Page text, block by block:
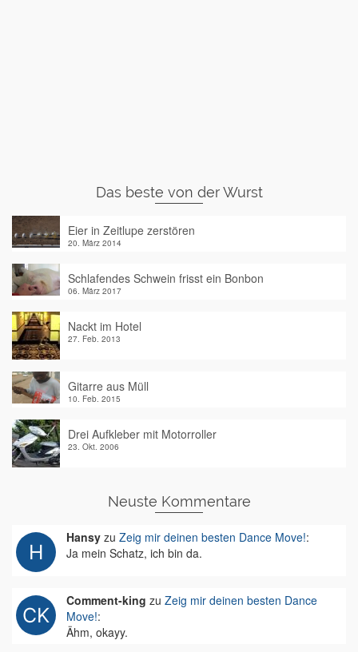
Das beste von der Wurst
Eier in Zeitlupe zerstören
20. März 2014
Schlafendes Schwein frisst ein Bonbon
06. März 2017
Nackt im Hotel
27. Feb. 2013
Gitarre aus Müll
10. Feb. 2015
Drei Aufkleber mit Motorroller
23. Okt. 2006
Neuste Kommentare
Hansy zu Zeig mir deinen besten Dance Move!:
Ja mein Schatz, ich bin da.
Comment-king zu Zeig mir deinen besten Dance
Move!:
Ähm, okayy.